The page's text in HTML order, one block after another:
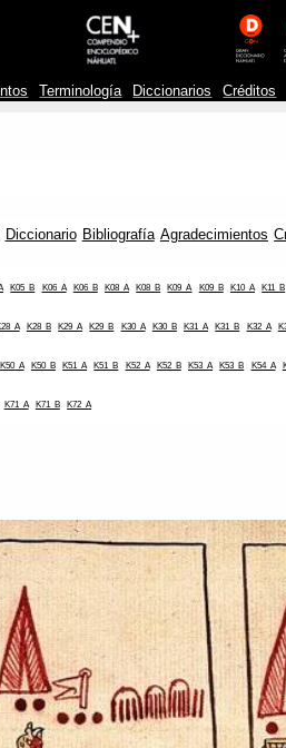
Terminología Diccionarios Créditos
Diccionario Bibliografía Agradecimientos
K05_B K06_A K06_B K08_A K08_B K09_A K09_B K10_A K11_B
K28_B K29_A K29_B K30_A K30_B K31_A K31_B K32_A
K50_A K50_B K51_A K51_B K52_A K52_B K53_A K53_B K54_A
K71_A K71_B K72_A